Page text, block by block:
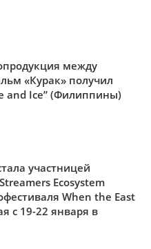
между
«Курак» получил
and Ice” (Филиппины)
участницей
Ecosystem
When the East
с 19-22 января в